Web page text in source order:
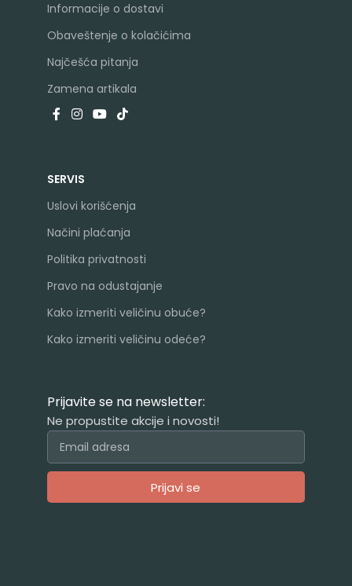
Informacije o dostavi
Obaveštenje o kolačićima
Najčešća pitanja
Zamena artikala
SERVIS
Uslovi korišćenja
Načini plaćanja
Politika privatnosti
Pravo na odustajanje
Kako izmeriti veličinu obuće?
Kako izmeriti veličinu odeće?
Prijavite se na newsletter:
Ne propustite akcije i novosti!
Prijavi se